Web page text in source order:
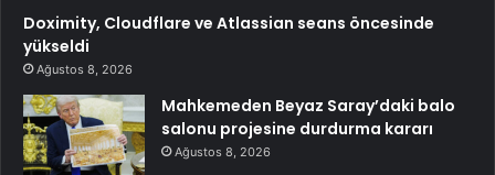
Doximity, Cloudflare ve Atlassian seans öncesinde
yükseldi
Ağustos 8, 2026
Mahkemeden Beyaz Saray’daki balo
salonu projesine durdurma kararı
Ağustos 8, 2026